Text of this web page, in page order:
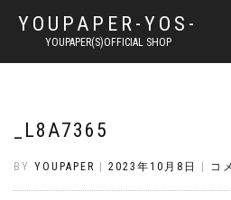
YOUPAPER-YOS-
YOUPAPER(S)OFFICIAL SHOP
_L8A7365
BY YOUPAPER 2023年10月8日 コ